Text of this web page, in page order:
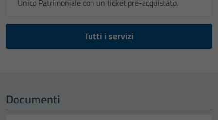
Unico Patrimoniale con un ticket pre-acquistato.
Tutti i servizi
Documenti